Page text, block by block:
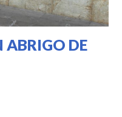
ABRIGO DE